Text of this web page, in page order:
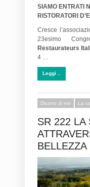
SIAMO ENTRATI
RISTORATORI
Cresce
23esimo
Restaurateurs
4 …
Leggi ..
Dicono di noi La
SR 222 LA
BELLEZZA